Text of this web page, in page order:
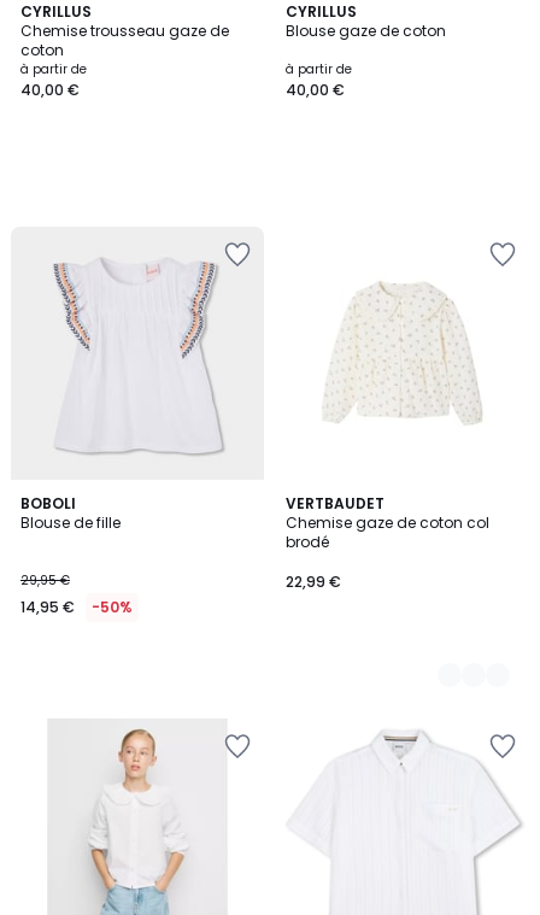
CYRILLUS
Chemise trousseau gaze de
coton
à partir de
40,00 €
CYRILLUS
Blouse gaze de coton
à partir de
40,00 €
BOBOLI
Blouse de fille
29,95 €
14,95 € -50%
VERTBAUDET
Chemise gaze de coton col
brodé
22,99 €
2
Couleurs